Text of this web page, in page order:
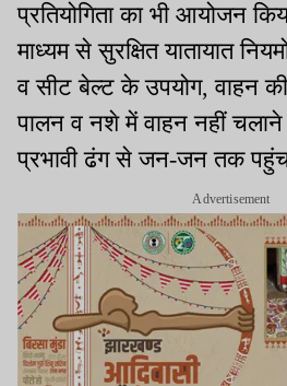
प्रतियोगिता का भी आयोजन
माध्यम से सुरक्षित यातायात
व सीट बेल्ट के उपयोग, वाहन की
पालन व नशे में वाहन नहीं
प्रभावी ढंग से जन-जन तक
Advertisement